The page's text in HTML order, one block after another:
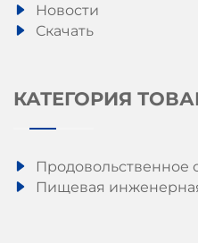
Новости
Скачать
КАТЕГОРИЯ
Продовольственное
Пищевая